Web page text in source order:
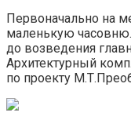
Первоначально на
маленькую
до возведения
Архитектурный
по проекту